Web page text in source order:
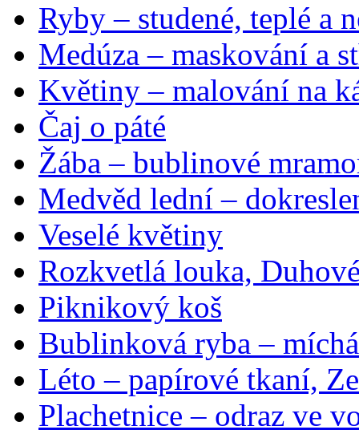
Ryby – studené, teplé a
Medúza – maskování a
Květiny – malování na
Čaj o páté
Žába – bublinové
Medvěd lední –
Veselé květiny
Rozkvetlá louka,
Piknikový koš
Bublinková ryba –
Léto – papírové tkaní,
Plachetnice – odraz ve